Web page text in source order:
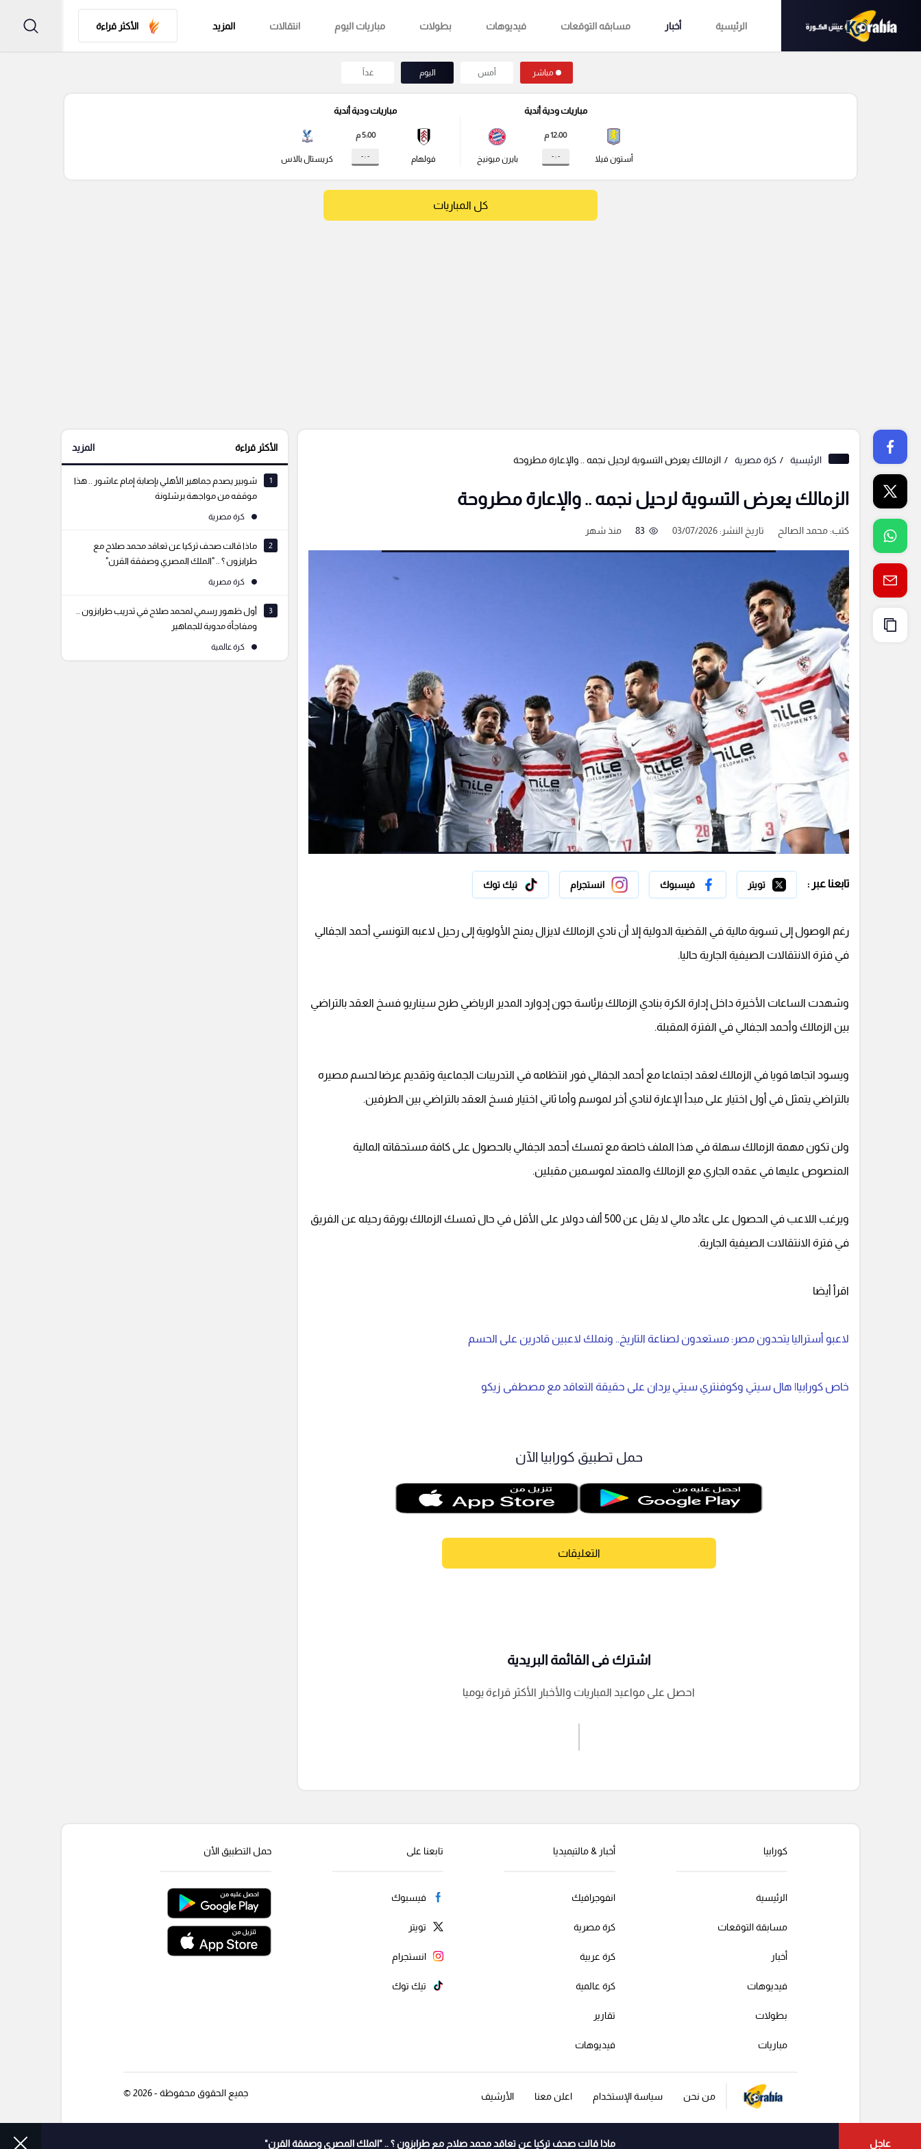
الرئيسية أخبار مسابقه التوقعات فيديوهات بطولات مباريات اليوم انتقالات المزيد الأكثر قراءة
مباشر أمس اليوم غداً
مباريات ودية أندية
أستون فيلا
12:00 م
- : - بايرن ميونيخ
مباريات ودية أندية
فولهام
5:00 م
- : - كريستال بالاس
كل المباريات
الرئيسية كرة مصرية الزمالك يعرض التسوية لرحيل نجمه .. والإعارة مطروحة
الزمالك يعرض التسوية لرحيل نجمه .. والإعارة مطروحة
كتب:محمد الصالح تاريخ النشر: 03/07/2026 83 منذ شهر
تابعنا عبر : تويتر فيسبوك انستجرام تيك توك
رغم الوصول إلى تسوية مالية في القضية الدولية إلا أن نادي الزمالك لايزال يمنح الأولوية إلى رحيل لاعبه التونسي أحمد الجفالي
في فترة الانتقالات الصيفية الجارية حاليا.
وشهدت الساعات الأخيرة داخل إدارة الكرة بنادي الزمالك برئاسة جون إدوارد المدير الرياضي طرح سيناريو فسخ العقد بالتراضي
بين الزمالك وأحمد الجفالي في الفترة المقبلة.
ويسود اتجاها قويا في الزمالك لعقد اجتماعا مع أحمد الجفالي فور انتظامه في التدريبات الجماعية وتقديم عرضا لحسم مصيره
بالتراضي يتمثل في أول اختيار على مبدأ الإعارة لنادي أخر لموسم وأما ثاني اختيار فسخ العقد بالتراضي بين الطرفين.
ولن تكون مهمة الزمالك سهلة في هذا الملف خاصة مع تمسك أحمد الجفالي بالحصول على كافة مستحقاته المالية
المنصوص عليها في عقده الجاري مع الزمالك والممتد لموسمين مقبلين.
ويرغب اللاعب في الحصول على عائد مالي لا يقل عن 500 ألف دولار على الأقل في حال تمسك الزمالك بورقة رحيله عن الفريق
في فترة الانتقالات الصيفية الجارية.
اقرأ أيضا
لاعبو أستراليا يتحدون مصر: مستعدون لصناعة التاريخ.. ونملك لاعبين قادرين على الحسم
خاص كورابيا| هال سيتي وكوفنتري سيتي يردان على حقيقة التعاقد مع مصطفى زيكو
حمل تطبيق كورابيا الآن
التعليقات
إرسال تعليق
اشترك فى القائمة البريدية
احصل على مواعيد المباريات والأخبار الأكثر قراءة يوميا
الأكثر قراءة المزيد
1
شوبير يصدم جماهير الأهلي بإصابة إمام عاشور .. هذا
موقفه من مواجهة برشلونة
كرة مصرية
2
ماذا قالت صحف تركيا عن تعاقد محمد صلاح مع
طرابزون ؟ .. "الملك المصري وصفقة القرن"
كرة مصرية
3
أول ظهور رسمي لمحمد صلاح في تدريب طرابزون ..
ومفاجأة مدوية للجماهير
كرة عالمية
عاجل ماذا قالت صحف تركيا عن تعاقد محمد صلاح مع طرابزون ؟ .. "الملك المصري وصفقة القرن"
كورابيا
الرئيسية
مسابقة التوقعات
أخبار
فيديوهات
بطولات
مباريات
أخبار & مالتيميديا
انفوجرافيك
كرة مصرية
كرة عربية
كرة عالمية
تقارير
فيديوهات
تابعنا على
فيسبوك
تويتر
انستجرام
تيك توك
حمل التطبيق الأن
من نحن سياسة الإستخدام اعلن معنا الأرشيف جميع الحقوق محفوظة - 2026 ©